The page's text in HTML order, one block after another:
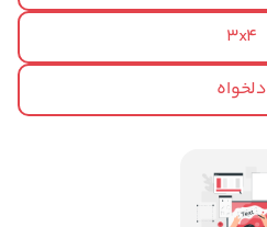
3x4
دلخواه